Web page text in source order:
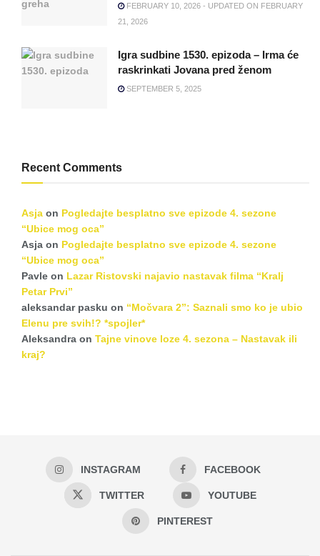
FEBRUARY 10, 2026 - UPDATED ON FEBRUARY
21, 2026
Igra sudbine 1530. epizoda – Irma će
raskrinkati Jovana pred ženom
SEPTEMBER 5, 2025
Recent Comments
Asja on Pogledajte besplatno sve epizode 4. sezone
“Ubice mog oca”
Asja on Pogledajte besplatno sve epizode 4. sezone
“Ubice mog oca”
Pavle on Lazar Ristovski najavio nastavak filma “Kralj
Petar Prvi”
aleksandar pasku on “Močvara 2”: Saznali smo ko je ubio
Elenu pre svih!? *spojler*
Aleksandra on Tajne vinove loze 4. sezona – Nastavak ili
kraj?
INSTAGRAM FACEBOOK
TWITTER YOUTUBE
PINTEREST